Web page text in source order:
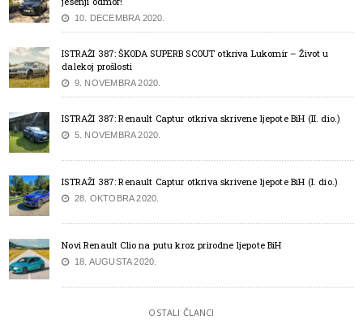
10. DECEMBRA 2020.
ISTRAŽI 387: ŠKODA SUPERB SCOUT otkriva Lukomir – Život u
dalekoj prošlosti
9. NOVEMBRA 2020.
ISTRAŽI 387: Renault Captur otkriva skrivene ljepote BiH (II. dio.)
5. NOVEMBRA 2020.
ISTRAŽI 387: Renault Captur otkriva skrivene ljepote BiH (I. dio.)
28. OKTOBRA 2020.
Novi Renault Clio na putu kroz prirodne ljepote BiH
18. AUGUSTA 2020.
OSTALI ČLANCI